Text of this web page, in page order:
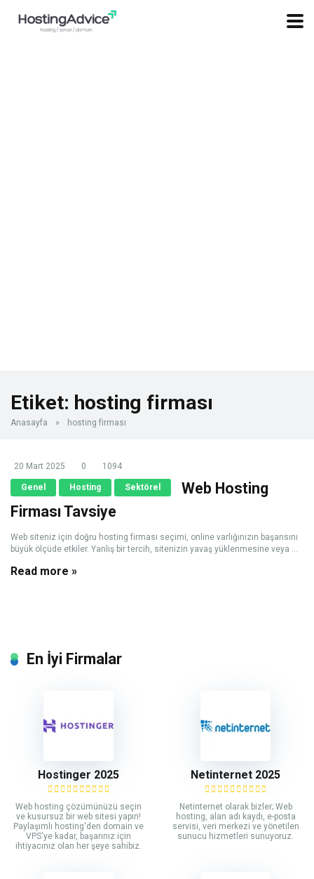
Etiket: hosting firması
Anasayfa » hosting firması
20 Mart 2025 0 1094
Genel Hosting Sektörel
Web Hosting
Firması Tavsiye
Web siteniz için doğru hosting firması seçimi, online varlığınızın başarısını
büyük ölçüde etkiler. Yanlış bir tercih, sitenizin yavaş yüklenmesine veya ...
Read more »
En İyi Firmalar
Hostinger 2025
Web hosting çözümünüzü seçin
ve kusursuz bir web sitesi yapın!
Paylaşımlı hosting'den domain ve
VPS'ye kadar, başarınız için
ihtiyacınız olan her şeye sahibiz.
Netinternet 2025
Netinternet olarak bizler; Web
hosting, alan adı kaydı, e-posta
servisi, veri merkezi ve yönetilen
sunucu hizmetleri sunuyoruz.